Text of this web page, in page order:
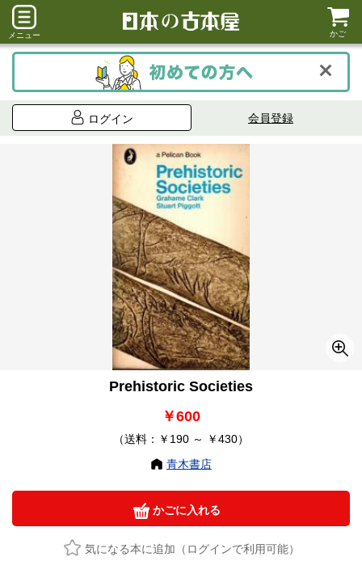
メニュー かご
ログイン 会員登録
Prehistoric Societies
￥600
（送料：￥190 ～ ￥430）
青木書店
かごに入れる
気になる本に追加（ログインで利用可能）